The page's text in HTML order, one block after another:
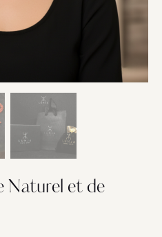
Naturel et de